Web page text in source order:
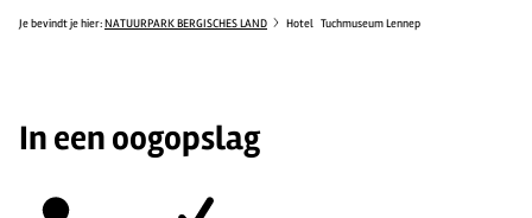
Je bevindt je hier:NATUURPARK BERGISCHES LAND Hotel Tuchmuseum Lennep
In een oogopslag